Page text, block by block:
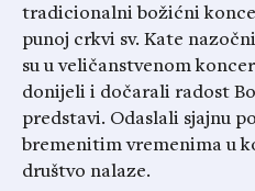
tradicionalni božićni
punoj crkvi sv. Kate
su u veličanstvenom
donijeli i dočarali radost
predstavi. Odaslali sjajnu
bremenitim vremenima u
društvo nalaze.